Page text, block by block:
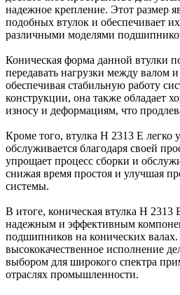
надежное крепление. Этот размер
подобных втулок и обеспечивает
различными моделями
Коническая форма данной втулки
передавать нагрузки между валом
обеспечивая стабильную работу
конструкции, она также обладает
износу и деформациям, что
Кроме того, втулка H 2313 E легко
обслуживается благодаря своей
упрощает процесс сборки и
снижая время простоя и улучшая
системы.
В итоге, коническая втулка H 2313
надежным и эффективным
подшипников на конических
высококачественное исполнение
выбором для широкого спектра
отраслях промышленности.